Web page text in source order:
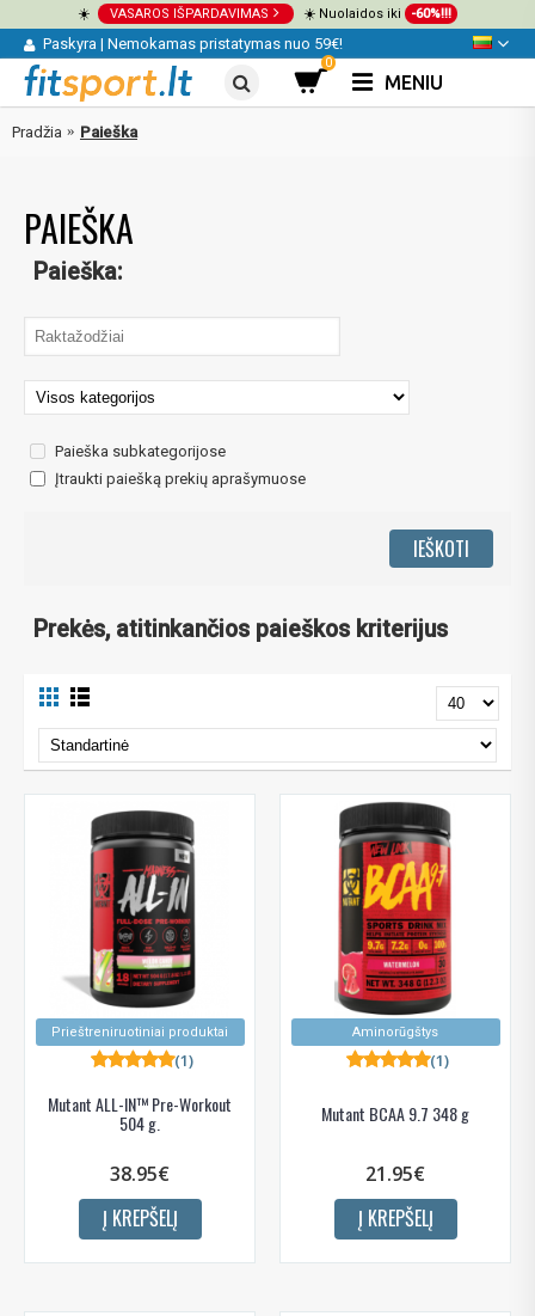
☀️ VASAROS IŠPARDAVIMAS ☀️ Nuolaidos iki -60%!!!
Paskyra | Nemokamas pristatymas nuo 59€!
0
MENIU
Pradžia Paieška
PAIEŠKA
Paieška:
Paieška subkategorijose
Įtraukti paiešką prekių aprašymuose
Prekės, atitinkančios paieškos kriterijus
Prieštreniruotiniai produktai
Mutant ALL-IN™ Pre-Workout
504 g.
(1)
38.95€
Į KREPŠELĮ
Aminorūgštys
Mutant BCAA 9.7 348 g
(1)
21.95€
Į KREPŠELĮ